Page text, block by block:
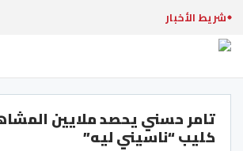
شريط الأخبار
تامر حسني يحصد ملايين
كليب “ناسيني ليه”